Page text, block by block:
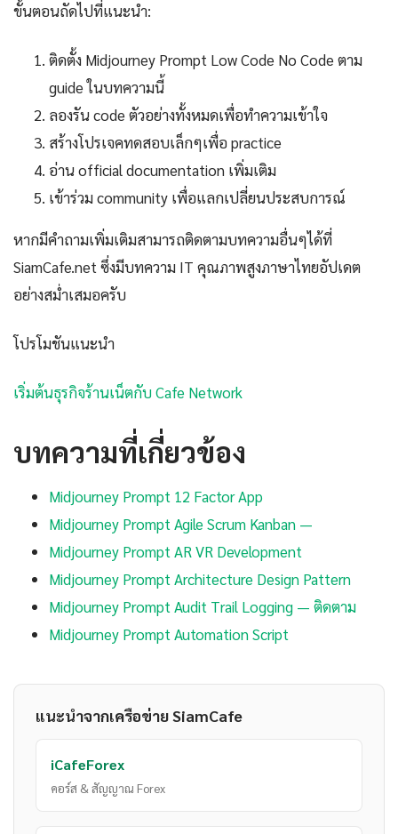
ขั้นตอนถัดไปที่แนะนำ:
ติดตั้ง Midjourney Prompt Low Code No Code ตาม
guide ในบทความนี้
ลองรัน code ตัวอย่างทั้งหมดเพื่อทำความเข้าใจ
สร้างโปรเจคทดสอบเล็กๆเพื่อ practice
อ่าน official documentation เพิ่มเติม
เข้าร่วม community เพื่อแลกเปลี่ยนประสบการณ์
หากมีคำถามเพิ่มเติมสามารถติดตามบทความอื่นๆได้ที่
SiamCafe.net ซึ่งมีบทความ IT คุณภาพสูงภาษาไทยอัปเดต
อย่างสม่ำเสมอครับ
โปรโมชันแนะนำ
เริ่มต้นธุรกิจร้านเน็ตกับ Cafe Network
บทความที่เกี่ยวข้อง
Midjourney Prompt 12 Factor App
Midjourney Prompt Agile Scrum Kanban —
Midjourney Prompt AR VR Development
Midjourney Prompt Architecture Design Pattern
Midjourney Prompt Audit Trail Logging — ติดตาม
Midjourney Prompt Automation Script
แนะนำจากเครือข่าย SiamCafe
iCafeForex
คอร์ส & สัญญาณ Forex